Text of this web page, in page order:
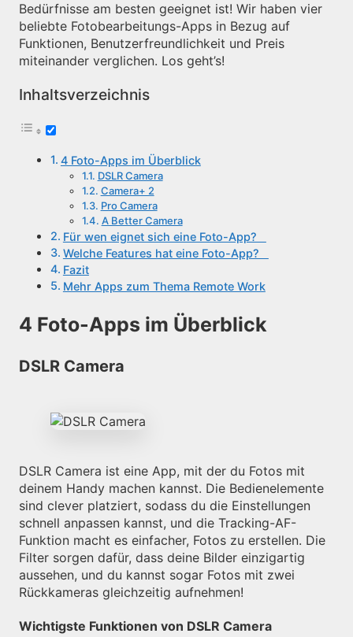
Bedürfnisse am besten geeignet ist! Wir haben vier
beliebte Fotobearbeitungs-Apps in Bezug auf
Funktionen, Benutzerfreundlichkeit und Preis
miteinander verglichen. Los geht’s!
Inhaltsverzeichnis
4 Foto-Apps im Überblick
DSLR Camera
Camera+ 2
Pro Camera
A Better Camera
Für wen eignet sich eine Foto-App?
Welche Features hat eine Foto-App?
Fazit
Mehr Apps zum Thema Remote Work
4 Foto-Apps im Überblick
DSLR Camera
DSLR Camera ist eine App, mit der du Fotos mit
deinem Handy machen kannst. Die Bedienelemente
sind clever platziert, sodass du die Einstellungen
schnell anpassen kannst, und die Tracking-AF-
Funktion macht es einfacher, Fotos zu erstellen. Die
Filter sorgen dafür, dass deine Bilder einzigartig
aussehen, und du kannst sogar Fotos mit zwei
Rückkameras gleichzeitig aufnehmen!
Wichtigste Funktionen von DSLR Camera